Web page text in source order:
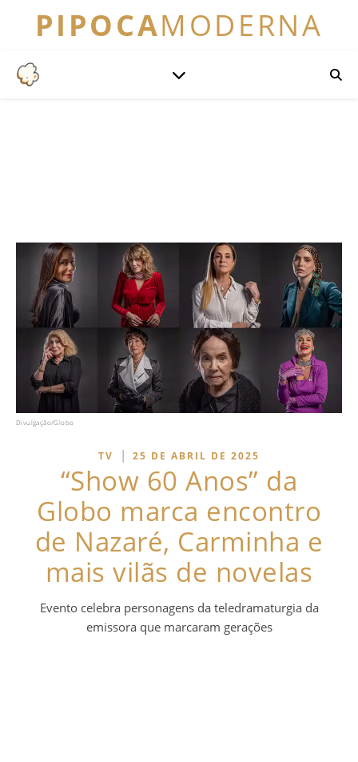
PIPOCAMODERNA
Divulgação/Globo
TV | 25 DE ABRIL DE 2025
“Show 60 Anos” da
Globo marca encontro
de Nazaré, Carminha e
mais vilãs de novelas
Evento celebra personagens da teledramaturgia da
emissora que marcaram gerações